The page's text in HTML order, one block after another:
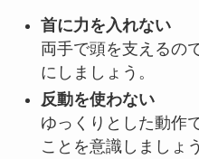
首に力を入れない
両手で頭を支えるの
にしましょう。
反動を使わない
ゆっくりとした動作
ことを意識しましょう